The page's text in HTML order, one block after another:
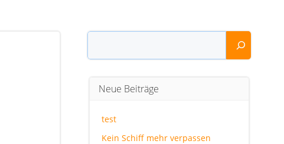
Suchen
Neue Beiträge
test
Kein Schiff mehr verpassen